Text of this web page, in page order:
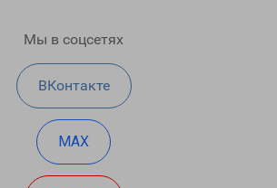
Мы в соцсетях
ВКонтакте
MAX